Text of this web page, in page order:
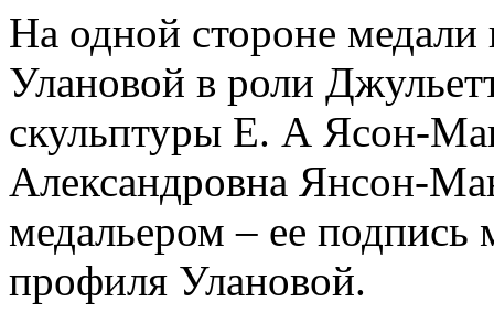
На одной стороне
Улановой в роли
скульптуры Е. А Ясон-
Александровна Янсон-
медальером – ее подпись
профиля Улановой.